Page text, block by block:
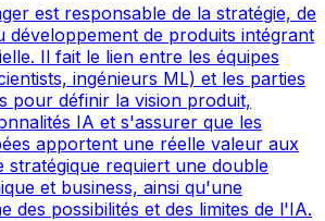
est responsable de la stratégie, de
développement de produits intégrant
Il fait le lien entre les équipes
ingénieurs ML) et les parties
pour définir la vision produit,
IA et s'assurer que les
apportent une réelle valeur aux
stratégique requiert une double
et business, ainsi qu'une
des possibilités et des limites de l'IA.